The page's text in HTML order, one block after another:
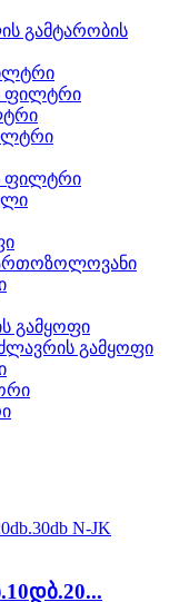
გამტარობის
ფილტრი
ფილტრი
გამყოფი
გამყოფი